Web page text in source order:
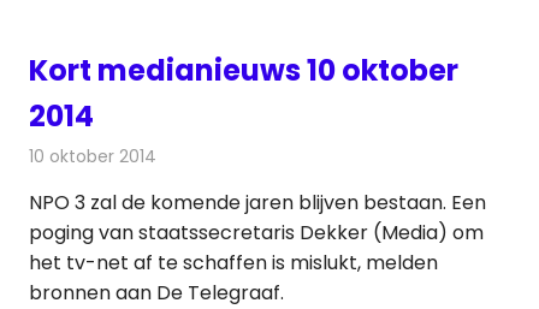
Kort medianieuws 10 oktober
2014
10 oktober 2014
NPO 3 zal de komende jaren blijven bestaan. Een
poging van staatssecretaris Dekker (Media) om
het tv-net af te schaffen is mislukt, melden
bronnen aan De Telegraaf.